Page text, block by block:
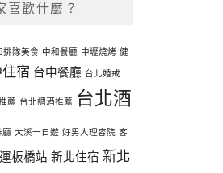
喜歡什麼？
排隊美食 中和餐廳 中壢燒烤 健
宿 台中餐廳 台北婚戒
薦 台北調酒推薦
台北酒
廳 大溪一日遊 好男人理容院 客
板橋站 新北住宿 新北